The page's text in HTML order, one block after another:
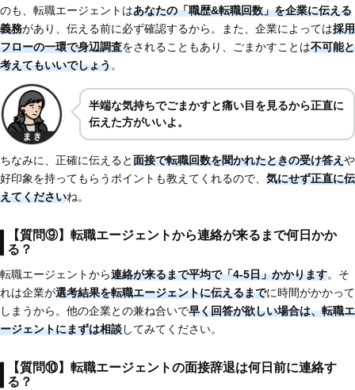
のも、転職エージェントはあなたの「職歴&転職回数」を企業に伝える
義務があり、伝える前に必ず確認するから。また、企業によっては採用
フローの一環で身辺調査をされることもあり、ごまかすことは不可能と
考えてもいいでしょう。
半端な気持ちでごまかすと痛い目を見るから正直に
伝えた方がいいよ。
ちなみに、正確に伝えると面接で転職回数を聞かれたときの受け答えや
好印象を持ってもらうポイントも教えてくれるので、 気にせず正直に伝
えてくださいね。
【質問⑨】転職エージェントから連絡が来るまで何日かか
る？
転職エージェントから連絡が来るまで平均で「4-5日」かかります。そ
れは企業が選考結果を転職エージェントに伝えるまでに時間がかかって
しまうから。他の企業との兼ね合いで早く回答が欲しい場合は、転職エ
ージェントにまずは相談してみてください。
【質問⑩】転職エージェントの面接辞退は何日前に連絡す
る？